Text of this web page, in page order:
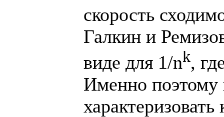
скорость
Галкин и
виде для 1/nk,
Именно